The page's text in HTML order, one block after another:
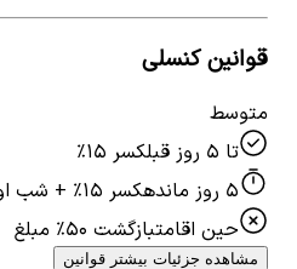
قوانین کنسلی
متوسط
تا ۵ روز قبل
کسر ۱۵٪
۵ روز مانده
کسر ۱۵٪ + شب اول + ۵۰٪
حین اقامتبازگشت ۵۰٪ مبلغ
مشاهده جزئیات بیشتر قوانین